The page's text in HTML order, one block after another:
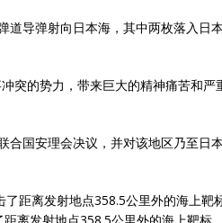
道导弹射向日本海，其中两枚落入日
突的势力，带来巨大的精神痛苦和严
合国安理会决议，并对该地区乃至日